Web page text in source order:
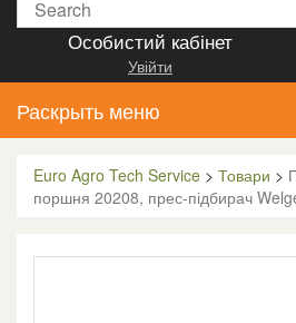
Особистий кабінет
Увійти
Раскрыть меню
Euro Agro Tech Service > Товари >
поршня 20208, прес-підбирач